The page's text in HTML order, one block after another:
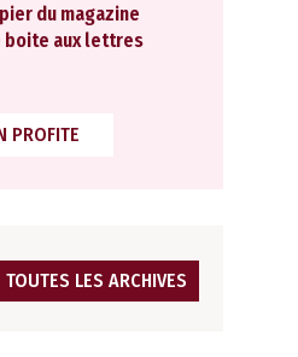
du magazine
boite aux lettres
PROFITE
TOUTES LES ARCHIVES